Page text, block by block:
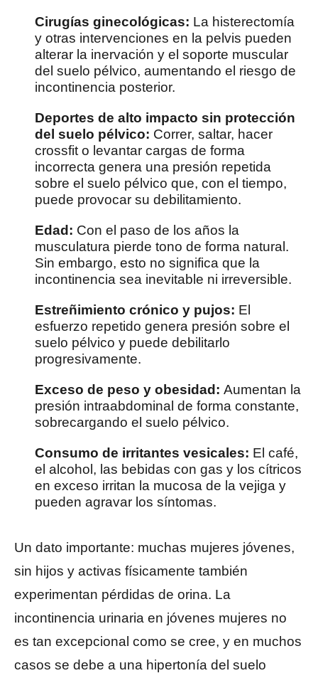
Cirugías ginecológicas: La histerectomía
y otras intervenciones en la pelvis pueden
alterar la inervación y el soporte muscular
del suelo pélvico, aumentando el riesgo de
incontinencia posterior.
Deportes de alto impacto sin protección
del suelo pélvico: Correr, saltar, hacer
crossfit o levantar cargas de forma
incorrecta genera una presión repetida
sobre el suelo pélvico que, con el tiempo,
puede provocar su debilitamiento.
Edad: Con el paso de los años la
musculatura pierde tono de forma natural.
Sin embargo, esto no significa que la
incontinencia sea inevitable ni irreversible.
Estreñimiento crónico y pujos: El
esfuerzo repetido genera presión sobre el
suelo pélvico y puede debilitarlo
progresivamente.
Exceso de peso y obesidad: Aumentan la
presión intraabdominal de forma constante,
sobrecargando el suelo pélvico.
Consumo de irritantes vesicales: El café,
el alcohol, las bebidas con gas y los cítricos
en exceso irritan la mucosa de la vejiga y
pueden agravar los síntomas.
Un dato importante: muchas mujeres jóvenes,
sin hijos y activas físicamente también
experimentan pérdidas de orina. La
incontinencia urinaria en jóvenes mujeres no
es tan excepcional como se cree, y en muchos
casos se debe a una hipertonía del suelo